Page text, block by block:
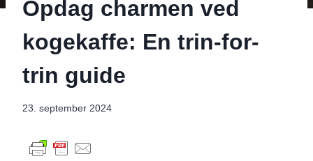
Opdag charmen ved
kogekaffe: En trin-for-
trin guide
23. september 2024